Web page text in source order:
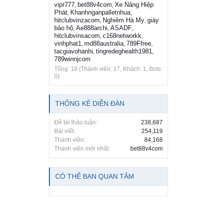
vipr777 bet88v4com Xe Nâng Hiệp
Phát Khanhnganpalletnhua
hitclubvinzacom Nghiêm Hà My giày
bảo hộ Ae888archi ASADF
hitclubvinsacom c168networkk
vinhphat1 md88australia 789Ffree
tacgiavohanhi tingredeghealth1981
789winnjcom
Tổng: 18 (Thành viên: 17, Khách: 1, Bots:
0)
THỐNG KÊ DIỄN ĐÀN
Đề tài thảo luận:
238,687
Bài viết:
254,119
Thành viên:
84,168
Thành viên mới nhất:
bet88v4com
CÓ THỂ BẠN QUAN TÂM